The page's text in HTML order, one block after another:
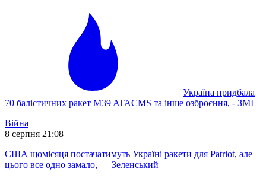
Україна придбала
70 балістичних ракет M39 ATACMS та інше озброєння, - ЗМІ
Війна
8 серпня 21:08
США щомісяця постачатимуть Україні ракети для Patriot, але
цього все одно замало, — Зеленський